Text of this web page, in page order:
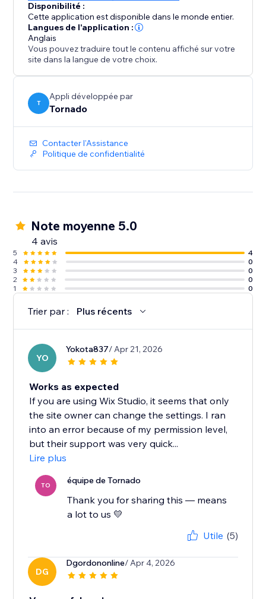
Disponibilité :
Cette application est disponible dans le monde entier.
Langues de l'application :
Anglais
Vous pouvez traduire tout le contenu affiché sur votre
site dans la langue de votre choix.
T
Appli développée par
Tornado
Contacter l'Assistance
Politique de confidentialité
Note moyenne 5.0
4 avis
5
4
4
0
3
0
2
0
1
0
Trier par : Plus récents
YO
Yokota837/ Apr 21, 2026
Works as expected
If you are using Wix Studio, it seems that only
the site owner can change the settings. I ran
into an error because of my permission level,
but their support was very quick...
Lire plus
TO équipe de Tornado
Thank you for sharing this — means
a lot to us 💛
Utile (5)
DG
Dgordononline/ Apr 4, 2026